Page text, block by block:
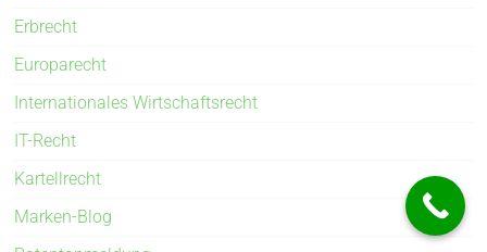
Erbrecht
Europarecht
Internationales Wirtschaftsrecht
IT-Recht
Kartellrecht
Marken-Blog